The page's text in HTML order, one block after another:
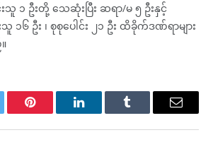
၁ ဦးတို့ သေဆုံးပြီး ဆရာ/မ ၅ ဦးနှင့်
၁၆ ဦး ၊ စုစုပေါင်း ၂၁ ဦး ထိခိုက်ဒဏ်ရာများ
Pinterest LinkedInTumblr Email